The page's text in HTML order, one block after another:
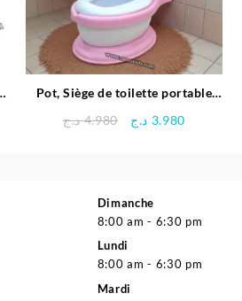
Pot, Siège de toilette portable
4.980 د.ج
Le
3.980 د.ج
Dimanche
8:00 am - 6:30 pm
Lundi
8:00 am - 6:30 pm
Mardi